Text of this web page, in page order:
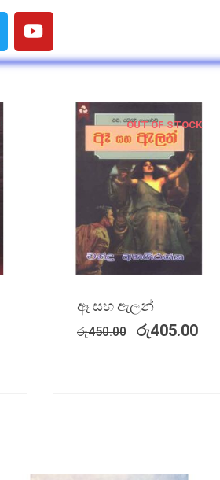
OUT OF STOCK
ඈ සහ ඇලන්
රු450.00 රු405.00